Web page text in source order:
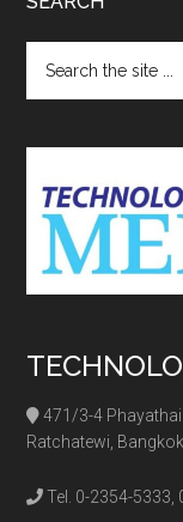
the
471/3-4
Ratchatewi,
Tel. 0-2354-5333,